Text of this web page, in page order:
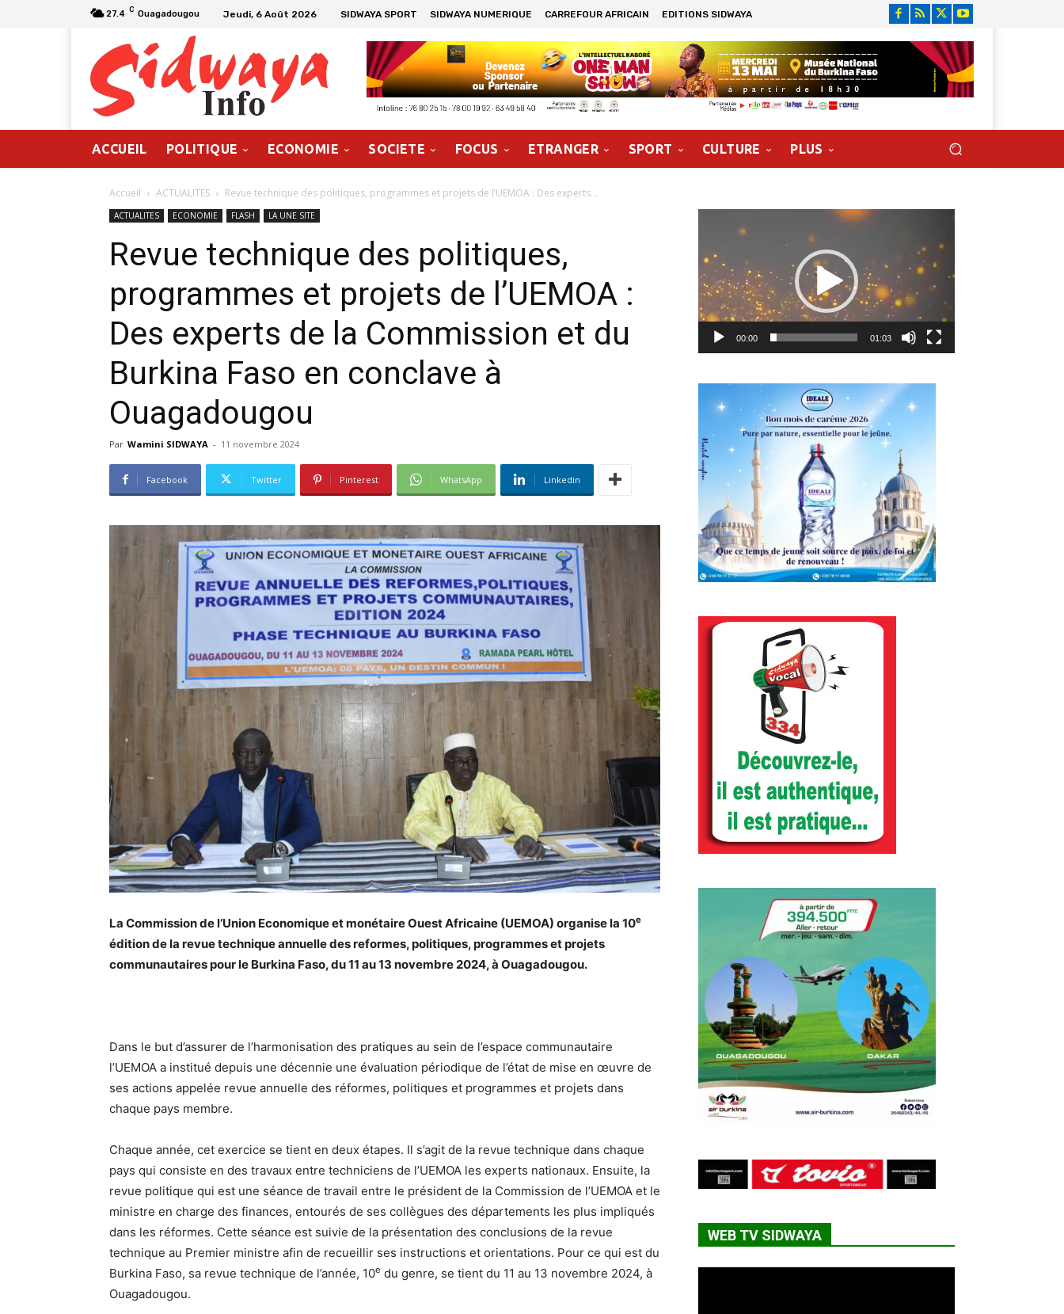
27.4 C Ouagadougou Jeudi, 6 Août 2026 SIDWAYA SPORT SIDWAYA NUMERIQUE CARREFOUR AFRICAIN EDITIONS SIDWAYA
ACCUEIL POLITIQUE ECONOMIE SOCIETE FOCUS ETRANGER SPORT CULTURE PLUS
Accueil ACTUALITES Revue technique des politiques, programmes et projets de l’UEMOA : Des experts...
ACTUALITES ECONOMIE FLASH LA UNE SITE
Revue technique des politiques,
programmes et projets de l’UEMOA :
Des experts de la Commission et du
Burkina Faso en conclave à
Ouagadougou
Par Wamini SIDWAYA - 11 novembre 2024
Facebook Twitter Pinterest WhatsApp Linkedin
La Commission de l’Union Economique et monétaire Ouest Africaine (UEMOA) organise la 10e
édition de la revue technique annuelle des reformes, politiques, programmes et projets
communautaires pour le Burkina Faso, du 11 au 13 novembre 2024, à Ouagadougou.
Dans le but d’assurer de l’harmonisation des pratiques au sein de l’espace communautaire
l’UEMOA a institué depuis une décennie une évaluation périodique de l’état de mise en œuvre de
ses actions appelée revue annuelle des réformes, politiques et programmes et projets dans
chaque pays membre.
Chaque année, cet exercice se tient en deux étapes. Il s’agit de la revue technique dans chaque
pays qui consiste en des travaux entre techniciens de l’UEMOA les experts nationaux. Ensuite, la
revue politique qui est une séance de travail entre le président de la Commission de l’UEMOA et le
ministre en charge des finances, entourés de ses collègues des départements les plus impliqués
dans les réformes. Cette séance est suivie de la présentation des conclusions de la revue
technique au Premier ministre afin de recueillir ses instructions et orientations. Pour ce qui est du
Burkina Faso, sa revue technique de l’année, 10e du genre, se tient du 11 au 13 novembre 2024, à
Ouagadougou.
00:00 01:03
WEB TV SIDWAYA